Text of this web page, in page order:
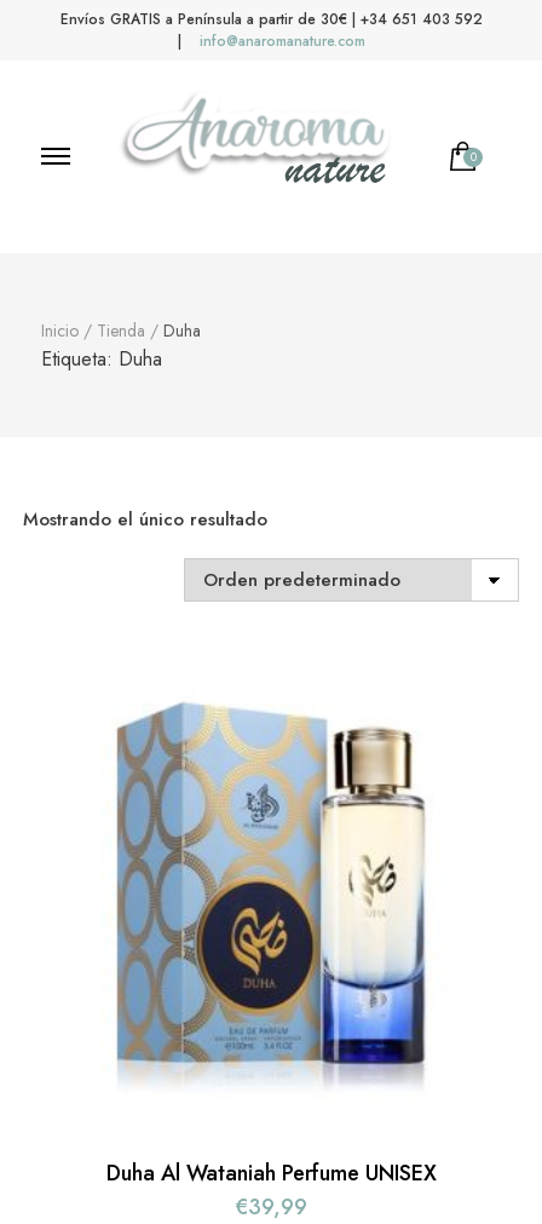
Envíos GRATIS a Península a partir de 30€ | +34 651 403 592
|
info@anaromanature.com
0
Inicio / Tienda / Duha
Etiqueta: Duha
Mostrando el único resultado
Duha Al Wataniah Perfume UNISEX
€39,99